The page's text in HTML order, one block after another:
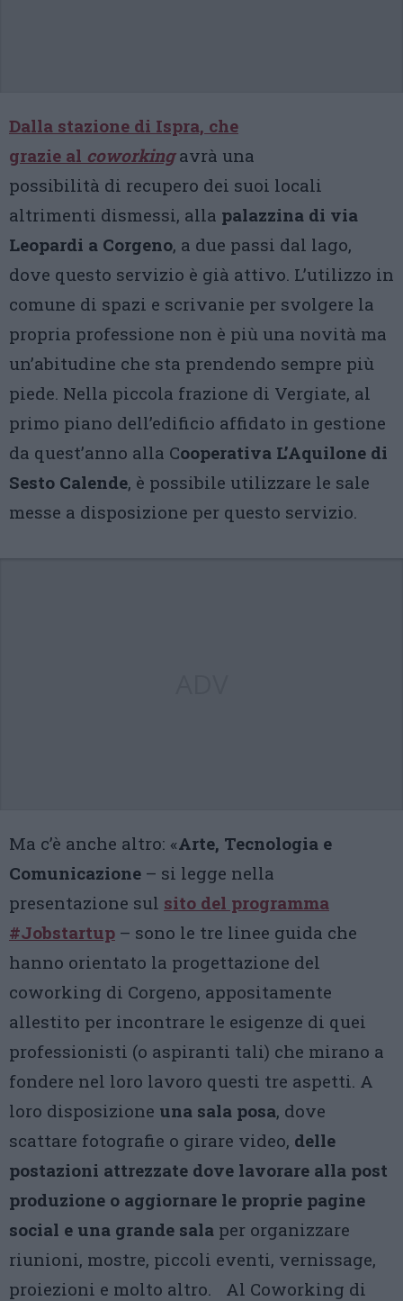
Dalla stazione di Ispra, che
grazie al coworkingavrà una
possibilità di recupero dei suoi locali
altrimenti dismessi, alla palazzina di via
Leopardi a Corgeno, a due passi dal lago,
dove questo servizio è già attivo. L’utilizzo in
comune di spazi e scrivanie per svolgere la
propria professione non è più una novità ma
un’abitudine che sta prendendo sempre più
piede. Nella piccola frazione di Vergiate, al
primo piano dell’edificio affidato in gestione
da quest’anno alla Cooperativa L’Aquilone di
Sesto Calende, è possibile utilizzare le sale
messe a disposizione per questo servizio.
Ma c’è anche altro: «Arte, Tecnologia e
Comunicazione – si legge nella
presentazione sul sito del programma
#Jobstartup – sono le tre linee guida che
hanno orientato la progettazione del
coworking di Corgeno, appositamente
allestito per incontrare le esigenze di quei
professionisti (o aspiranti tali) che mirano a
fondere nel loro lavoro questi tre aspetti. A
loro disposizione una sala posa, dove
scattare fotografie o girare video, delle
postazioni attrezzate dove lavorare alla post
produzione o aggiornare le proprie pagine
social e una grande sala per organizzare
riunioni, mostre, piccoli eventi, vernissage,
proiezioni e molto altro. Al Coworking di